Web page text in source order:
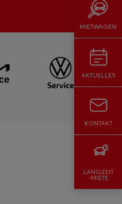
MIETWAGEN
AKTUELLES
KONTAKT
LANGZEIT
-MIETE